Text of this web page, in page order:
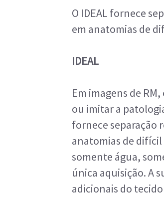
O IDEAL fornece
em anatomias de
IDEAL
Em imagens de
ou imitar a
fornece separação
anatomias de
somente água,
única aquisição. A
adicionais do